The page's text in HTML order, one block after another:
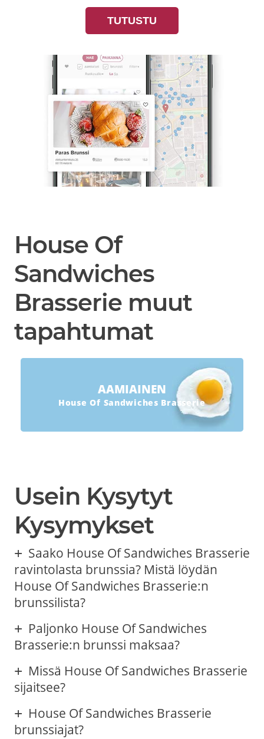
TUTUSTU
House Of
Sandwiches
Brasserie muut
tapahtumat
AAMIAINEN
House Of Sandwiches Brasserie
Usein Kysytyt
Kysymykset
Saako House Of Sandwiches Brasserie
ravintolasta brunssia? Mistä löydän
House Of Sandwiches Brasserie:n
brunssilista?
Paljonko House Of Sandwiches
Brasserie:n brunssi maksaa?
Missä House Of Sandwiches Brasserie
sijaitsee?
House Of Sandwiches Brasserie
brunssiajat?